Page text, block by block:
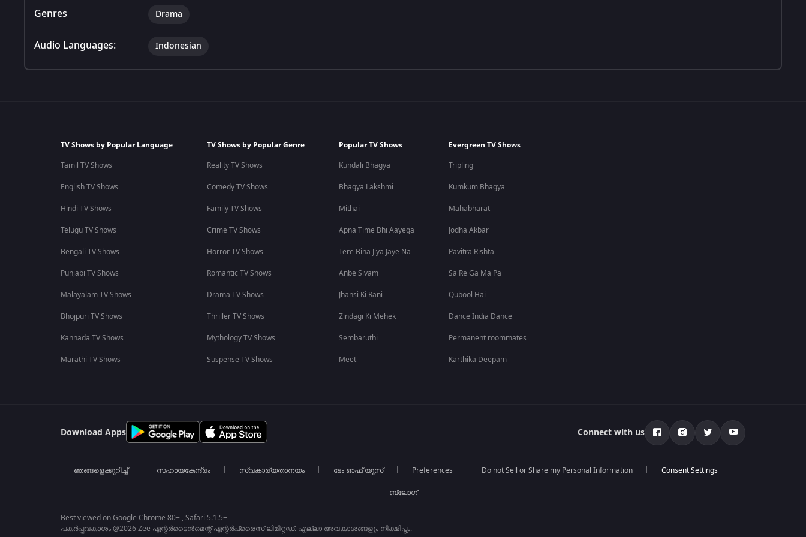
Genres Drama
Audio Languages: Indonesian
TV Shows by Popular Language
Tamil TV Shows
English TV Shows
Hindi TV Shows
Telugu TV Shows
Bengali TV Shows
Punjabi TV Shows
Malayalam TV Shows
Bhojpuri TV Shows
Kannada TV Shows
Marathi TV Shows
TV Shows by Popular Genre
Reality TV Shows
Comedy TV Shows
Family TV Shows
Crime TV Shows
Horror TV Shows
Romantic TV Shows
Drama TV Shows
Thriller TV Shows
Mythology TV Shows
Suspense TV Shows
Popular TV Shows
Kundali Bhagya
Bhagya Lakshmi
Mithai
Apna Time Bhi Aayega
Tere Bina Jiya Jaye Na
Anbe Sivam
Jhansi Ki Rani
Zindagi Ki Mehek
Sembaruthi
Meet
Evergreen TV Shows
Tripling
Kumkum Bhagya
Mahabharat
Jodha Akbar
Pavitra Rishta
Sa Re Ga Ma Pa
Qubool Hai
Dance India Dance
Permanent roommates
Karthika Deepam
Download Apps Connect with us
ഞങ്ങളെക്കുറിച്ച് സഹായകേന്ദ്രം സ്വകാര്യതാനയം ടേം ഓഫ് യൂസ് Preferences Do not Sell or Share my Personal Information
ബ്ലോഗ്
Best viewed on Google Chrome 80+ , Safari 5.1.5+
പകർപ്പവകാശം @2026 Zee എന്റർടൈൻമെന്റ് എന്റർപ്രൈസ് ലിമിറ്റഡ്. എല്ലാ അവകാശങ്ങളും നിക്ഷിപ്തം.